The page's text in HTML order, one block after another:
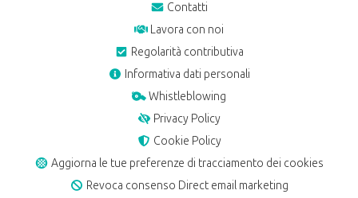
Contatti
Lavora con noi
Regolarità contributiva
Informativa dati personali
Whistleblowing
Privacy Policy
Cookie Policy
Aggiorna le tue preferenze di tracciamento dei cookies
Revoca consenso Direct email marketing